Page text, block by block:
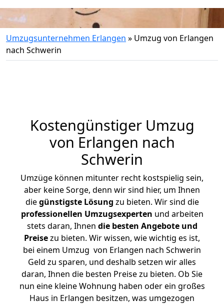
Umzugsunternehmen Erlangen » Umzug von Erlangen
nach Schwerin
Kostengünstiger Umzug
von Erlangen nach
Schwerin
Umzüge können mitunter recht kostspielig sein,
aber keine Sorge, denn wir sind hier, um Ihnen
diegünstigste Lösung zu bieten. Wir sind die
professionellen Umzugsexperten und arbeiten
stets daran, Ihnen die besten Angebote und
Preisezu bieten. Wir wissen, wie wichtig es ist,
bei einem Umzug von Erlangen nach Schwerin
Geld zu sparen, und deshalb setzen wir alles
daran, Ihnen die besten Preise zu bieten. Ob Sie
nun eine kleine Wohnung haben oder ein großes
Haus in Erlangen besitzen, was umgezogen